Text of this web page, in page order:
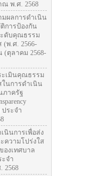
ณ พ.ศ. 2568
ผลการดำเนิน
การป้องกัน
ะดับคุณธรรม
(พ.ศ. 2566-
(ตุลาคม 2568-
ะเมินคุณธรรม
นการดำเนิน
ภาครัฐ
ประจำ
นินการเพื่อส่ง
ความโปร่งใส
องเทศบาล
ะจำ
2568